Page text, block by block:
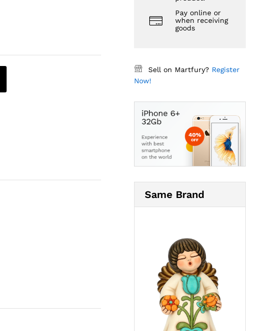
Pay online or
when receiving
goods
Sell on Martfury? Register
Now!
Same Brand